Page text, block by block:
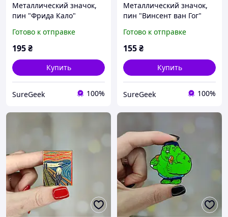
Металлический значок,
пин "Фрида Кало"
Готово к отправке
195₴
Купить
SureGeek 100%
Металлический значок,
пин "Винсент ван Гог"
Готово к отправке
155₴
Купить
SureGeek 100%